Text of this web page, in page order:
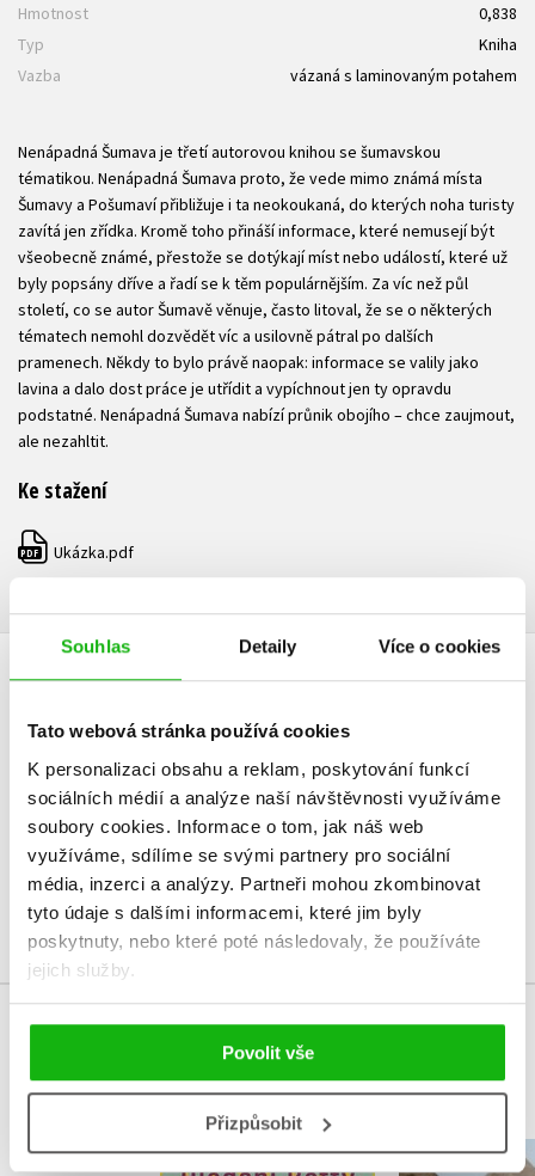
Souhlas Detaily Více o cookies
Tato webová stránka používá cookies
K personalizaci obsahu a reklam, poskytování funkcí
sociálních médií a analýze naší návštěvnosti využíváme
soubory cookies. Informace o tom, jak náš web
využíváme, sdílíme se svými partnery pro sociální
média, inzerci a analýzy. Partneři mohou zkombinovat
tyto údaje s dalšími informacemi, které jim byly
poskytnuty, nebo které poté následovaly, že používáte
jejich služby.
Povolit vše
Přizpůsobit
Hmotnost
0,838
Typ
Kniha
Vazba
vázaná s laminovaným potahem
Nenápadná Šumava je třetí autorovou knihou se šumavskou
tématikou. Nenápadná Šumava proto, že vede mimo známá místa
Šumavy a Pošumaví přibližuje i ta neokoukaná, do kterých noha turisty
zavítá jen zřídka. Kromě toho přináší informace, které nemusejí být
všeobecně známé, přestože se dotýkají míst nebo událostí, které už
byly popsány dříve a řadí se k těm populárnějším. Za víc než půl
století, co se autor Šumavě věnuje, často litoval, že se o některých
tématech nemohl dozvědět víc a usilovně pátral po dalších
pramenech. Někdy to bylo právě naopak: informace se valily jako
lavina a dalo dost práce je utřídit a vypíchnout jen ty opravdu
podstatné. Nenápadná Šumava nabízí průnik obojího – chce zaujmout,
ale nezahltit.
Ke stažení
PDF Ukázka.pdf
V současné době nejsou vytvořena žádná uživatelská hodnocení.
Vaše hodnocení
Uživatelskou recenzi mohou vkládat pouze registrovaní uživatelé
Přihlásit
MOHLO BY VÁS TAKÉ ZAJÍMAT
Hledání Betty